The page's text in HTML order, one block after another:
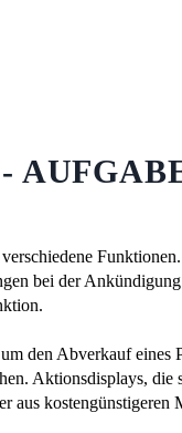
bei der
den Abverkauf eines
Aktionsdisplays, die
aus kostengünstigeren